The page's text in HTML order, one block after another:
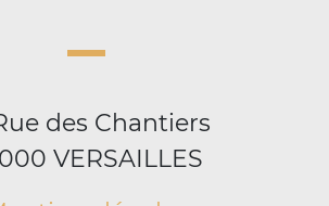
des Chantiers
VERSAILLES